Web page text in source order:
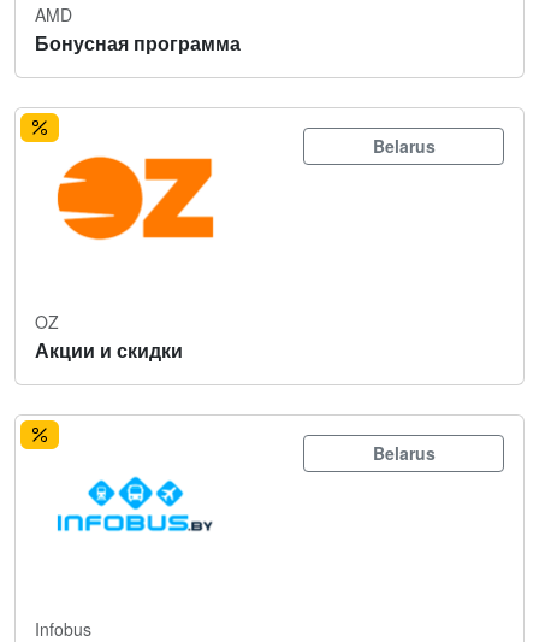
AMD
Бонусная программа
Belarus
OZ
Акции и скидки
Belarus
Infobus